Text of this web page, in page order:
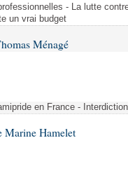
- La lutte
un vrai budget
Ménagé
en France -
Marine Hamelet